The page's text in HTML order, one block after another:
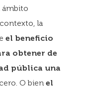
ámbito
la
el beneficio
obtener de
pública una
O bien el